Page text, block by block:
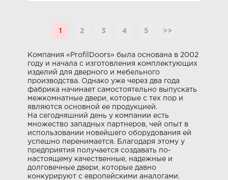
1 2 3 4 5 >>
Компания «ProfilDoors» была основана в 2002
году и начала с изготовления комплектующих
изделий для дверного и мебельного
производства. Однако уже через два года
фабрика начинает самостоятельно выпускать
межкомнатные двери, которые с тех пор и
являются основной ее продукцией.
На сегодняшний день у компании есть
множество западных партнеров, чей опыт в
использовании новейшего оборудования ей
успешно перенимается. Благодаря этому у
предприятия получается создавать по-
настоящему качественные, надежные и
долговечные двери, которые давно
конкурируют с европейскими аналогами.